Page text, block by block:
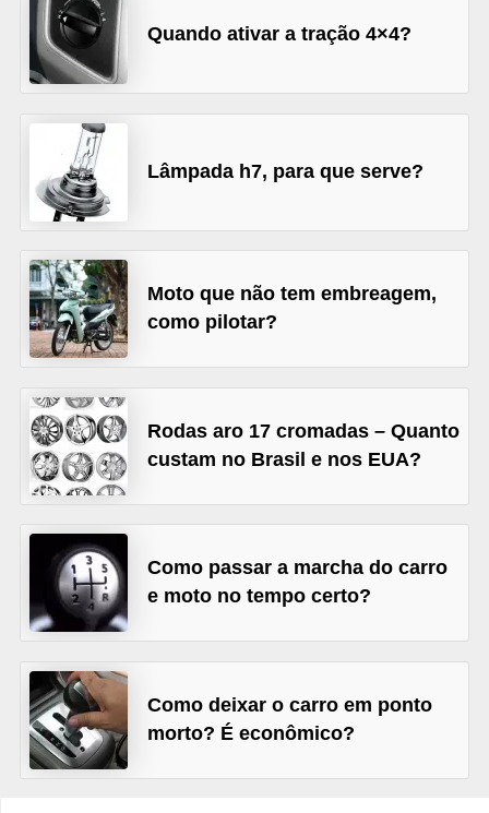
Quando ativar a tração 4×4?
Lâmpada h7, para que serve?
Moto que não tem embreagem,
como pilotar?
Rodas aro 17 cromadas – Quanto
custam no Brasil e nos EUA?
Como passar a marcha do carro
e moto no tempo certo?
Como deixar o carro em ponto
morto? É econômico?
i
s
e
v
í
c
l
o
s
i
c
i
t
s
C
a